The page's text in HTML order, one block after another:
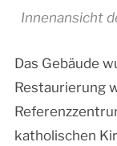
Innenansicht
Das Gebäude
Restaurierung
katholischen